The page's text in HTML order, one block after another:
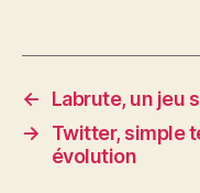
←
Labrute, un jeu
→
Twitter, simple
évolution